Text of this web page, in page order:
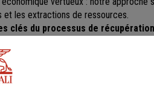
et les extractions de ressources.
clés du processus de
traitement et le stockage des pièces
processus de fabrication
au fur et à mesure. Le processus
D'abord, le poste où on